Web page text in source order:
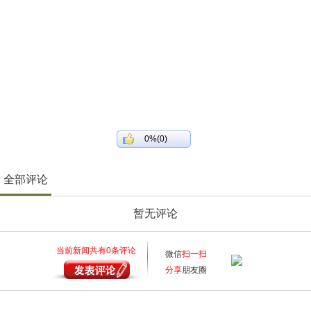
0%(0)
全部评论
暂无评论
当前新闻共有0条评论 微信扫一扫
分享朋友圈